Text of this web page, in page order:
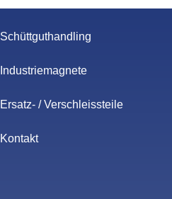
Schüttguthandling
Industriemagnete
Ersatz- / Verschleissteile
Kontakt